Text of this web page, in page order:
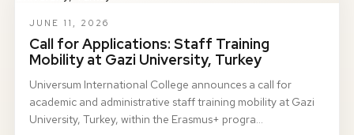
JUNE 11, 2026
Call for Applications: Staff Training
Mobility at Gazi University, Turkey
Universum International College announces a call for
academic and administrative staff training mobility at Gazi
University, Turkey, within the Erasmus+ progra…